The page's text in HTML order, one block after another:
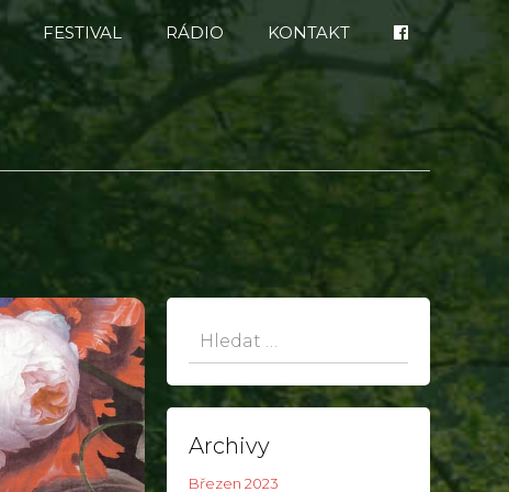
FESTIVAL RÁDIO KONTAKT
Hledat:
Archivy
Březen 2023